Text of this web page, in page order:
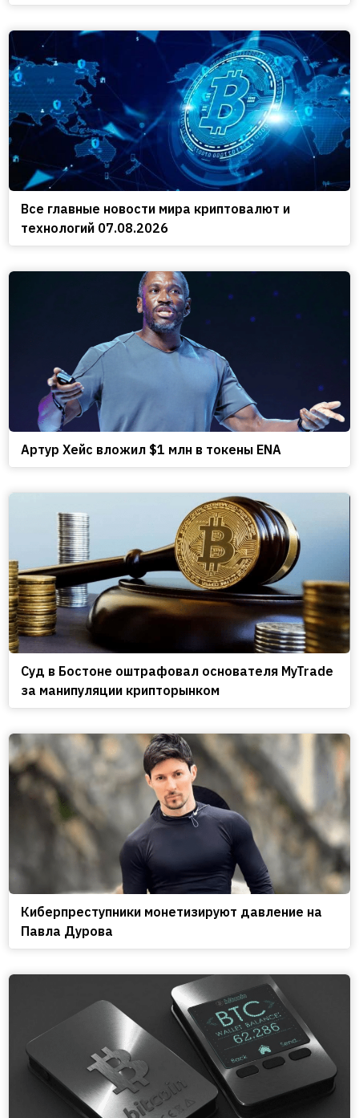
Все главные новости мира криптовалют и
технологий 07.08.2026
Артур Хейс вложил $1 млн в токены ENA
Cуд в Бостоне оштрафовал основателя MyTrade
за манипуляции крипторынком
Киберпреступники монетизируют давление на
Павла Дурова